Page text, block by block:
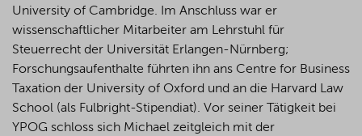
University of Cambridge. Im Anschluss war er
wissenschaftlicher Mitarbeiter am Lehrstuhl für
Steuerrecht der Universität Erlangen-Nürnberg;
Forschungsaufenthalte führten ihn ans Centre for Business
Taxation der University of Oxford und an die Harvard Law
School (als Fulbright-Stipendiat). Vor seiner Tätigkeit bei
YPOG schloss sich Michael zeitgleich mit der